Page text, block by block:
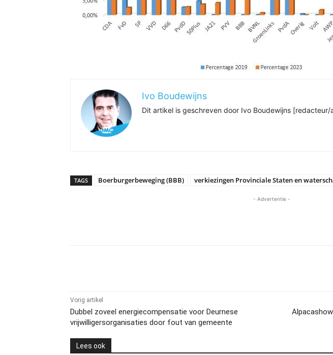
Ivo Boudewijns
Dit artikel is geschreven door Ivo Boudewijns [redacteur/
TAGS Boerburgerbeweging (BBB) verkiezingen Provinciale Staten en
- Advertentie -
Vorig artikel
Dubbel zoveel energiecompensatie voor Deurnese
vrijwilligersorganisaties door fout van gemeente
Lees ook